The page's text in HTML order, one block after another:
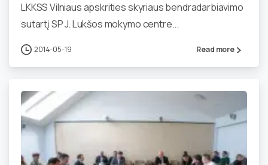
LKKSS Vilniaus apskrities skyriaus bendradarbiavimo
sutartį SP J. Lukšos mokymo centre...
2014-05-19 Read more